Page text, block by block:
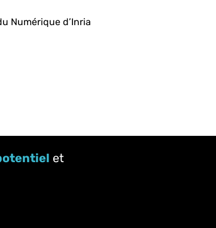
Numérique d’Inria
et